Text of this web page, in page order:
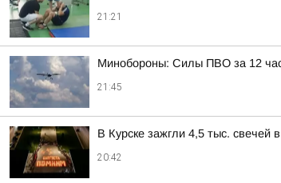
21:21
Минобороны: Силы ПВО за 12
21:45
В Курске зажгли 4,5 тыс.
20:42